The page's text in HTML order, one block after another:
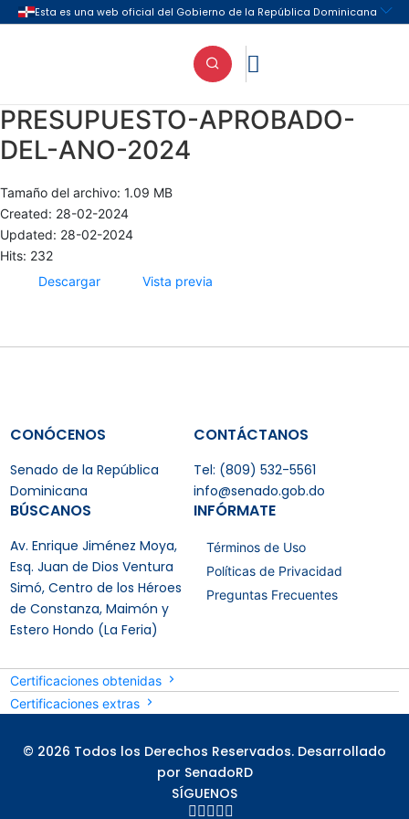

PRESUPUESTO-APROBADO-
DEL-ANO-2024
Tamaño del archivo: 1.09 MB
Created: 28-02-2024
Updated: 28-02-2024
Hits: 232
Descargar
Vista previa
CONÓCENOS
Senado de la República
Dominicana
CONTÁCTANOS
Tel: (809) 532-5561
info@senado.gob.do
BÚSCANOS
Av. Enrique Jiménez Moya,
Esq. Juan de Dios Ventura
Simó, Centro de los Héroes
de Constanza, Maimón y
Estero Hondo (La Feria)
INFÓRMATE
Términos de Uso
Políticas de Privacidad
Preguntas Frecuentes
Certificaciones obtenidas
Certificaciones extras
© 2026 Todos los Derechos Reservados. Desarrollado
por SenadoRD
SÍGUENOS
    